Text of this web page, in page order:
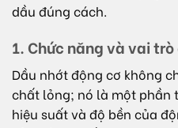
dầu đúng cách.
1. Chức năng và vai
Dầu nhớt động cơ không
chất lỏng; nó là một phần
hiệu suất và độ bền của